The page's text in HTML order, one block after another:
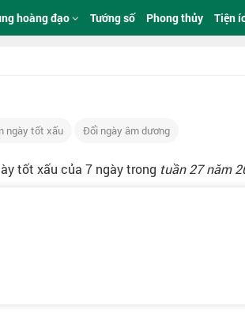
hoàng đạo Tướng số Phong thủy Tiện
ngày tốt xấu Đổi ngày âm dương
tốt xấu của 7 ngày trong tuần 27 năm